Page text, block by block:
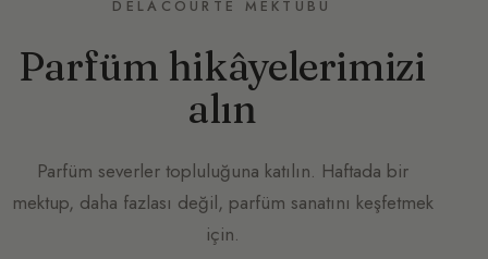
DELACOURTE MEKTUBU
Parfüm hikâyelerimizi
alın
Parfüm severler topluluğuna katılın. Haftada bir
mektup, daha fazlası değil, parfüm sanatını keşfetmek
için.